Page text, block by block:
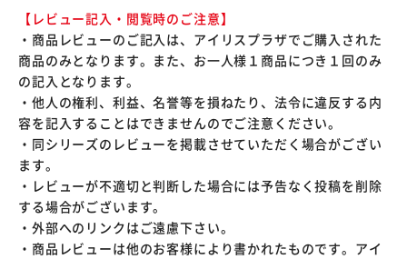
【レビュー記入・閲覧時のご注意】
・商品レビューのご記入は、アイリスプラザでご購入された
商品のみとなります。また、お一人様１商品につき１回のみ
の記入となります。
・他人の権利、利益、名誉等を損ねたり、法令に違反する内
容を記入することはできませんのでご注意ください。
・同シリーズのレビューを掲載させていただく場合がござい
ます。
・レビューが不適切と判断した場合には予告なく投稿を削除
する場合がございます。
・外部へのリンクはご遠慮下さい。
・商品レビューは他のお客様により書かれたものです。アイ